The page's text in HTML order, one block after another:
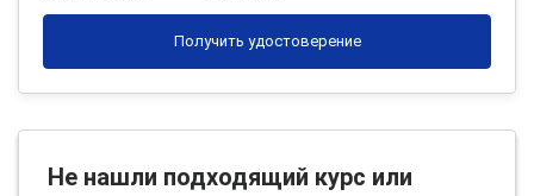
Получить удостоверение
Не нашли подходящий курс или